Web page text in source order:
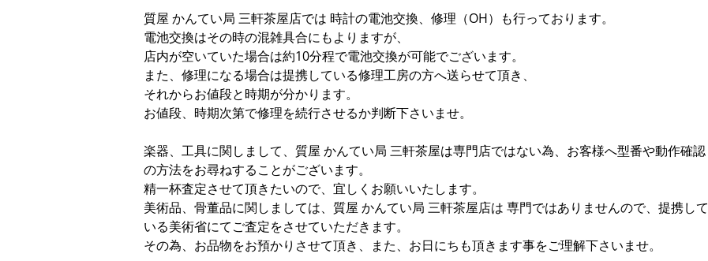
質屋 かんてい局 三軒茶屋店では 時計の電池交換、修理（OH）も行っております。
電池交換はその時の混雑具合にもよりますが、
店内が空いていた場合は約10分程で電池交換が可能でございます。
また、修理になる場合は提携している修理工房の方へ送らせて頂き、
それからお値段と時期が分かります。
お値段、時期次第で修理を続行させるか判断下さいませ。
楽器、工具に関しまして、質屋 かんてい局 三軒茶屋は専門店ではない為、お客様へ型番や動作確認
の方法をお尋ねすることがございます。
精一杯査定させて頂きたいので、宜しくお願いいたします。
美術品、骨董品に関しましては、質屋 かんてい局 三軒茶屋店は 専門ではありませんので、提携して
いる美術省にてご査定をさせていただきます。
その為、お品物をお預かりさせて頂き、また、お日にちも頂きます事をご理解下さいませ。